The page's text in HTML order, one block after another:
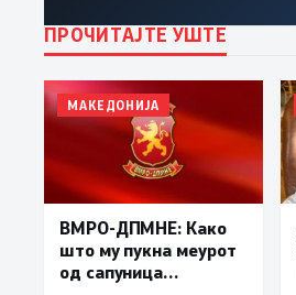
ПРОЧИТАЈТЕ УШТЕ
МАКЕДОНИЈА
ВМРО-ДПМНЕ: Како
што му пукна меурот
од сапуница